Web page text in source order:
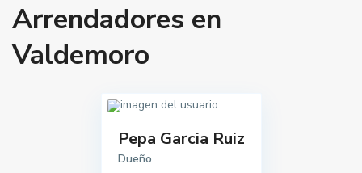
Arrendadores en
Valdemoro
Pepa Garcia Ruiz
Dueño